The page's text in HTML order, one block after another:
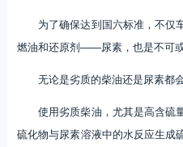
为了确保达到国六标准，不仅
燃油和还原剂——尿素，也是不可或
无论是劣质的柴油还是尿素都
使用劣质柴油，尤其是高含硫
硫化物与尿素溶液中的水反应生成